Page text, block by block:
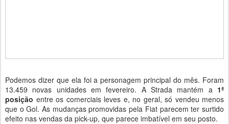
Podemos dizer que ela foi a personagem principal do mês. Foram
13.459 novas unidades em fevereiro. A Strada mantém a 1ª
posição entre os comerciais leves e, no geral, só vendeu menos
que o Gol. As mudanças promovidas pela Fiat parecem ter surtido
efeito nas vendas da pick-up, que parece imbatível em seu posto.